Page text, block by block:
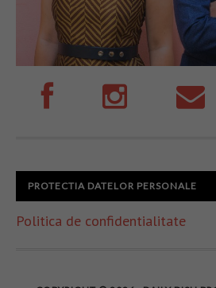
PROTECTIA DATELOR PERSONALE
Politica de confidentialitate